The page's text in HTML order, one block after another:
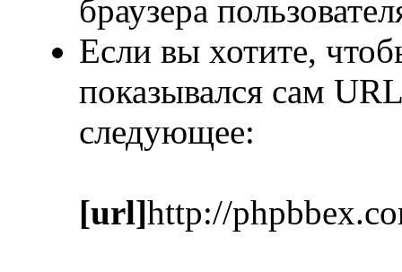
браузера
Если вы хотите,
показывался сам
следующее:
[url]http://